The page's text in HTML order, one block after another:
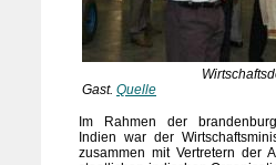
Gast. Quelle
Im Rahmen der
Indien war der
zusammen mit Vertretern der